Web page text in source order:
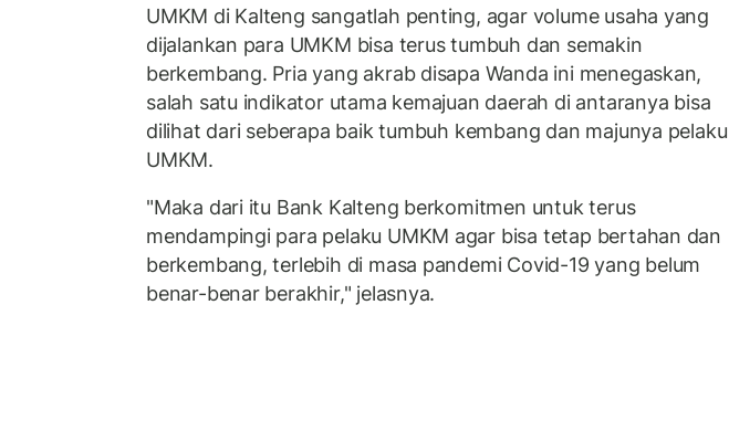
UMKM di Kalteng sangatlah penting, agar volume usaha yang
dijalankan para UMKM bisa terus tumbuh dan semakin
berkembang. Pria yang akrab disapa Wanda ini menegaskan,
salah satu indikator utama kemajuan daerah di antaranya bisa
dilihat dari seberapa baik tumbuh kembang dan majunya pelaku
UMKM.
"Maka dari itu Bank Kalteng berkomitmen untuk terus
mendampingi para pelaku UMKM agar bisa tetap bertahan dan
berkembang, terlebih di masa pandemi Covid-19 yang belum
benar-benar berakhir," jelasnya.